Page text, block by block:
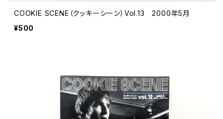
COOKIE SCENE（クッキーシーン）Vol.13 2000年5月
¥500